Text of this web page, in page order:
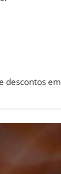
descontos em